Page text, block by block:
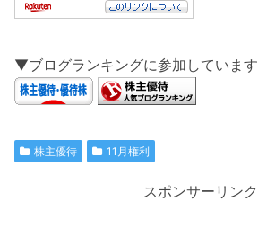
▼ブログランキングに参加しています
株主優待 11月権利
スポンサーリンク